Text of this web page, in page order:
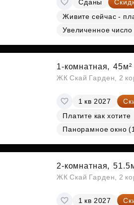
Субсидии
Сданы
Живите сейчас -
Увеличенное число
1-комнатная, 45м²
ЖК Скай Гарден, 2
1 кв 2027
Платите как хотите
Панорамное окно
2-комнатная,
ЖК Скай Гарден, 2
1 кв 2027